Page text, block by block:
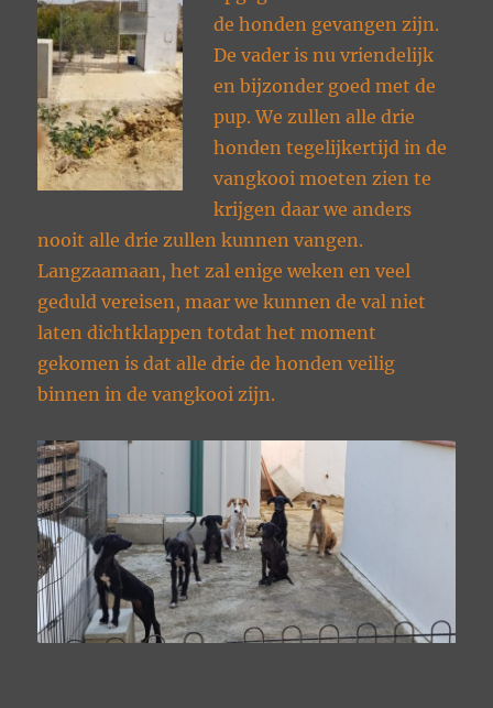
de honden gevangen zijn.
De vader is nu vriendelijk
en bijzonder goed met de
pup. We zullen alle drie
honden tegelijkertijd in de
vangkooi moeten zien te
krijgen daar we anders
nooit alle drie zullen kunnen vangen.
Langzaamaan, het zal enige weken en veel
geduld vereisen, maar we kunnen de val niet
laten dichtklappen totdat het moment
gekomen is dat alle drie de honden veilig
binnen in de vangkooi zijn.